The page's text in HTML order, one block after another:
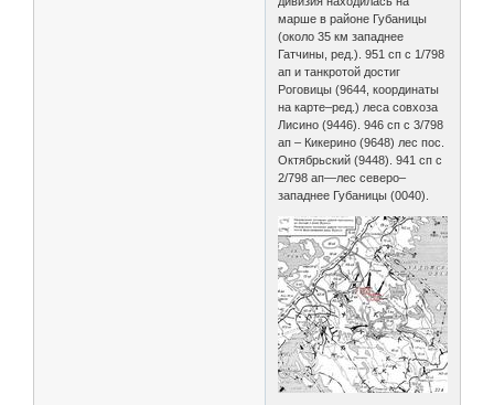
марше в районе Губаницы
(около 35 км западнее
Гатчины, ред.). 951 сп с 1/798
ап и танкротой достиг
Роговицы (9644, координаты
на карте–ред.) леса совхоза
Лисино (9446). 946 сп с 3/798
ап – Кикерино (9648) лес пос.
Октябрьский (9448). 941 сп с
2/798 ап—лес северо–
западнее Губаницы (0040).